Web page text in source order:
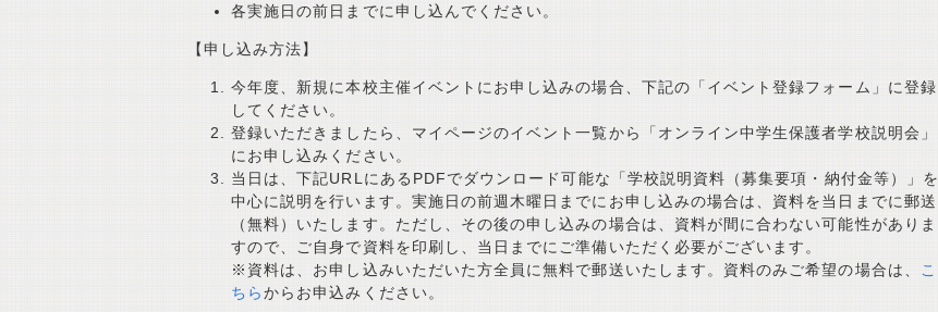
各実施日の前日までに申し込んでください。
【申し込み方法】
今年度、 新規に本校主催イベントにお申し込みの場合
、下記の「イベント登録フォーム」に登録
してください。
登録いただきましたら、マイページのイベント一覧から「オンライン中学生保護者学校説明会」
にお申し込みください。
当日は、下記URLにあるPDFでダウンロード可能な「学校説明資料（募集要項・納付金等）」を
中心に説明を行います。実施日の前週木曜日までにお申し込みの場合は、資料を当日までに郵送
（無料）いたします。ただし、その後の申し込みの場合は、資料が間に合わない可能性がありま
すので、ご自身で資料を印刷し、当日までにご準備いただく必要がございます。
※資料は、お申し込みいただいた方全員に無料で郵送いたします。資料のみご希望の場合は、
こ
ちらからお申込みください。